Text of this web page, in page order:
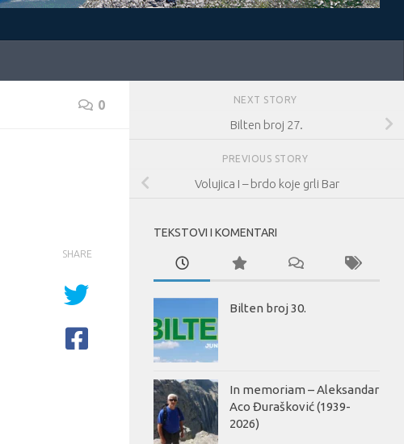
0
SHARE
NEXT STORY
Bilten broj 27.
PREVIOUS STORY
Volujica I – brdo koje grli Bar
TEKSTOVI I KOMENTARI
Bilten broj 30.
In memoriam – Aleksandar
Aco Đurašković (1939-
2026)